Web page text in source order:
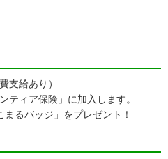
支給あり）
ィア保険」に加入します。
るバッジ」をプレゼント！